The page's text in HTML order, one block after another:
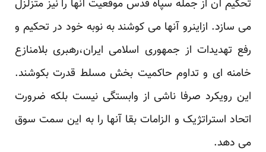
تحکیم آن از جمله سپاه قدس موقعیت آنها را نیز متزلزل
می سازد. ازاینرو آنها می کوشند به نوبه خود در تحکیم و
رفع تهدیدات از جمهوری اسلامی ایران،رهبری بلامنازع
خامنه ای و تداوم حاکمیت بخش مسلط قدرت بکوشند.
این رویکرد صرفا ناشی از وابستگی نیست بلکه ضرورت
اتحاد استراتژیک و الزامات بقا آنها را به این سمت سوق
می دهد.